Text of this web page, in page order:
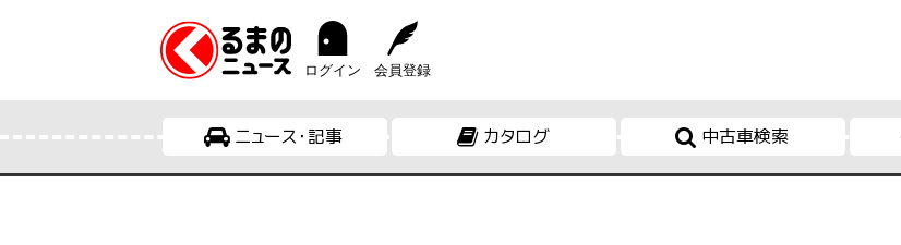
ログイン 会員登録
ニュース・記事 カタログ 中古車検索